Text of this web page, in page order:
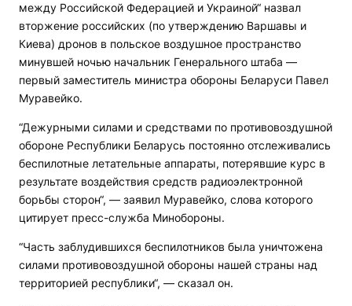
между Российской Федерацией и Украиной“ назвал
вторжение российских (по утверждению Варшавы и
Киева) дронов в польское воздушное пространство
минувшей ночью начальник Генерального штаба —
первый заместитель министра обороны Беларуси Павел
Муравейко.
“Дежурными силами и средствами по противовоздушной
обороне Республики Беларусь постоянно отслеживались
беспилотные летательные аппараты, потерявшие курс в
результате воздействия средств радиоэлектронной
борьбы сторон“, — заявил Муравейко, слова которого
цитирует пресс-служба Минобороны.
“Часть заблудившихся беспилотников была уничтожена
силами противовоздушной обороны нашей страны над
территорией республики“, — сказал он.